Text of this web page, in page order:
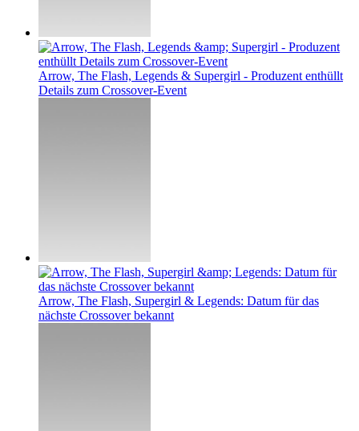
Arrow, The Flash, Legends & Supergirl - Produzent enthüllt
Details zum Crossover-Event
Arrow, The Flash, Supergirl & Legends: Datum für das
nächste Crossover bekannt